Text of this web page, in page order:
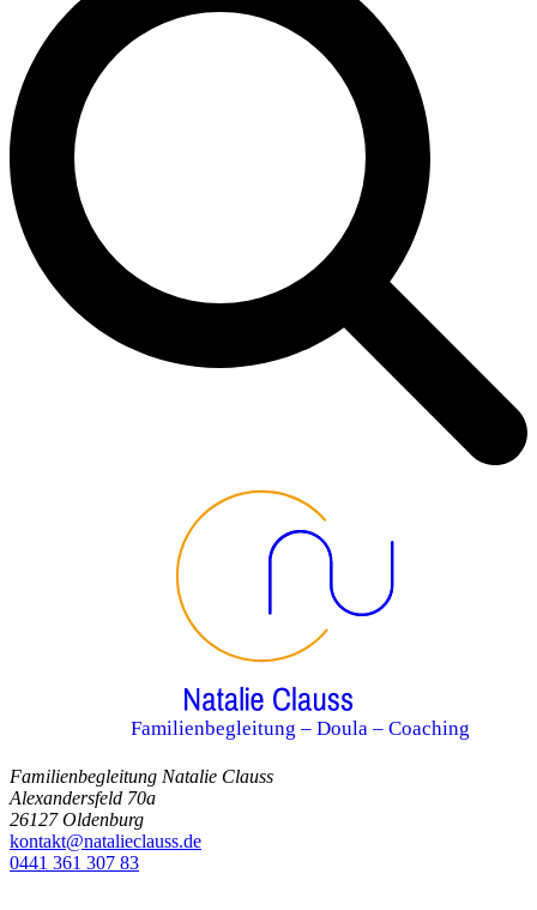
Familienbegleitung – Doula – Coaching
Familienbegleitung Natalie Clauss
Alexandersfeld 70a
26127 Oldenburg
kontakt@natalieclauss.de
0441 361 307 83